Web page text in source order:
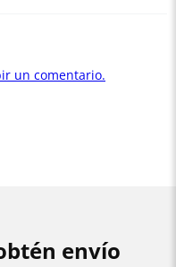
un comentario.
envío